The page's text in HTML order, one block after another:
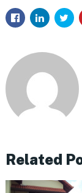
Related